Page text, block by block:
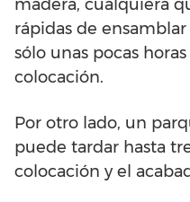
madera, cualquiera
rápidas de
sólo unas pocas
colocación.
Por otro lado, un
puede tardar hasta
colocación y el